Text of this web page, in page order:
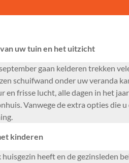
uw tuin en het uitzicht
gaan kelderen trekken
schuifwand onder uw veranda
frisse lucht, alle dagen in het
Vanwege de extra opties die
kinderen
heeft en de gezinsleden